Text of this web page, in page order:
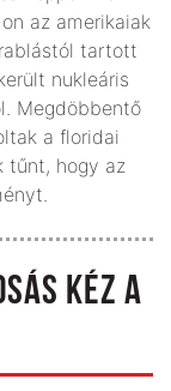
az amerikaiak
tartott
nukleáris
Megdöbbentő
a floridai
tűnt, hogy az
KÉZ A